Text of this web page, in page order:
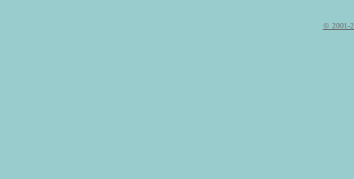
© 2001-